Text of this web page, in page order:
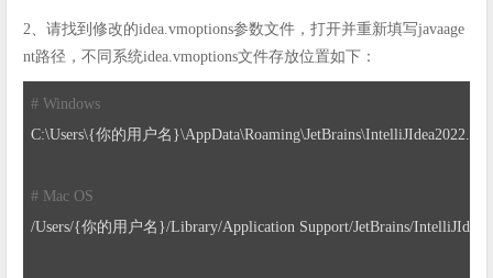
2、请找到修改的idea.vmoptions参数文件，打开并重新填写javaage
nt路径，不同系统idea.vmoptions文件存放位置如下：
# Windows
C:\Users\{你的用户名}\AppData\Roaming\JetBrains\IntelliJIdea2022
# Mac OS
/Users/{你的用户名}/Library/Application Support/JetBrains/